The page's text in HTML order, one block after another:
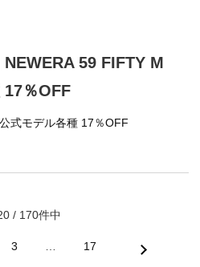
59 FIFTY M
17％OFF
式モデル各種 17％OFF
/ 170件中
3 17